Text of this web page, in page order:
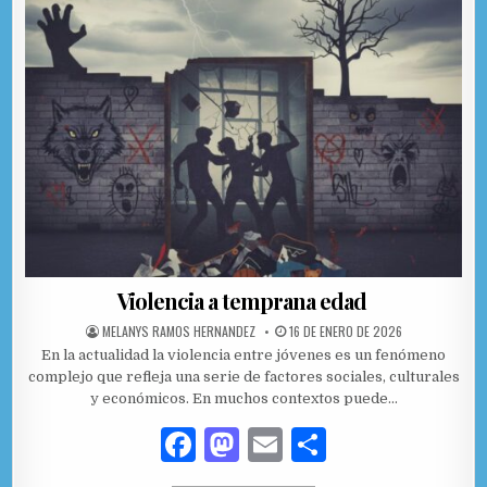
Violencia a temprana edad
AUTHOR:
MELANYS RAMOS HERNANDEZ PUBLISHED DATE:
16 DE ENERO DE 2026
En la actualidad la violencia entre jóvenes es un fenómeno
complejo que refleja una serie de factores sociales, culturales
y económicos. En muchos contextos puede…
F
a
M
as
E
m